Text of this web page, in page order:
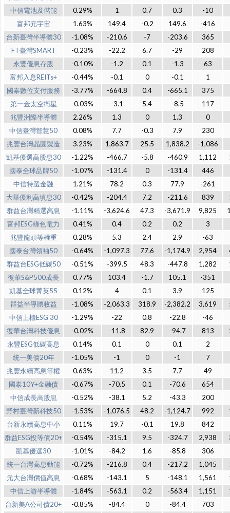
中信電池及儲能
0.29% 1 0.7 0.3
-10
富邦元宇宙
1.63% 149.4 -0.2 149.6
-416
台新臺灣半導體30
-1.08% -210.6 -7 -203.6
365
FT臺灣SMART
-0.23% -22.2 6.7 -29
208
永豐優息存股
-0.10% -1.2 0.1 -1.3
63
富邦入息REITs+
-0.44% -0.1 0 -0.1
1
國泰數位支付服務
-3.77% -664.8 0.4 -665.1
375
第一金太空衛星
-0.03% -3.1 5.4 -8.5
117
兆豐洲際半導體
2.26% 1.3 0 1.3
0
中信臺灣智慧50
0.08% 7.7 -0.3 7.9
230
兆豐台灣晶圓製造
3.23% 1,863.7 25.5 1,838.2
-1,086
凱基優選高股息30
-1.22% -466.7 -5.8 -460.9 1,112
國泰全球品牌50
-1.07% -131.4 0 -131.4
446
中信特選金融
1.21% 78.2 0.3 77.9
-261
大華優利高填息30
-0.42% -204.4 7.2 -211.6 839
群益台灣精選高息
-1.11% -3,624.6 47.3 -3,671.9 9,825
富邦ESG綠色電力
0.41% 0.4 0.2 0.2
3
兆豐龍頭等權重
0.28% 5.3 2.4 2.9
-63
國泰台灣領袖50
-0.64% -1,097.3 77.6 -1,174.9 2,954
群益台ESG低碳50
-0.51% -399.5 48.3 -447.8 1,282
復華S&P500成長
0.77% 103.4 -1.7 105.1
-351
凱基全球菁英55
0.12% 4 0.1 3.9
125
群益半導體收益
-1.08% -2,063.3 318.9 -2,382.2 3,619
中信上櫃ESG 30
-1.29% -22 0.8 -22.8
-46
復華台灣科技優息
-0.02% -11.8 82.9 -94.7 813
永豐ESG低碳高息
0.14% 0.1 0 0.1
2
統一美債20年
-1.05% -1 0 -1
7
兆豐永續高息等權
0.63% 11.2 3.5 7.7
49
國泰10Y+金融債
-0.67% -70.5 0.1 -70.6
654
中信成長高股息
-0.52% -38.1 5.2 -43.3
200
野村臺灣新科技50
-1.53% -1,076.5 48.2 -1,124.7 992
台新永續高息中小
0.11% 19.7 -0.1 19.8
842
群益ESG投等債20+
-0.54% -315.1 9.5 -324.7 2,938
凱基優選30
-1.01% -84.2 1.6 -85.8
306
統一台灣高息動能
-0.72% -216.8 0.4 -217.2 1,045
元大台灣價值高息
-0.68% -143.1 5 -148.1 1,561
中信上游半導體
-1.84% -563.1 0.2 -563.4 1,151
台新美A公司債20+
-0.85% -84.4 0 -84.4
703